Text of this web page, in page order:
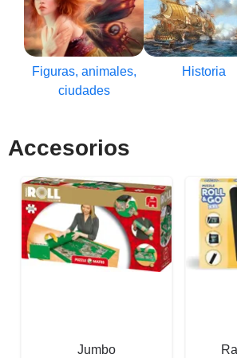
Figuras, animales,
ciudades
Historia
Accesorios
Jumbo